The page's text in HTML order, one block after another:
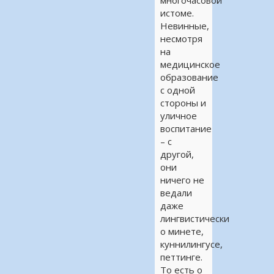
истоме.
Невинные,
несмотря
на
медицинское
образование
с одной
стороны и
уличное
воспитание
– с
другой,
они
ничего не
ведали
даже
лингвистически
о минете,
куннилингусе,
петтинге.
То есть о